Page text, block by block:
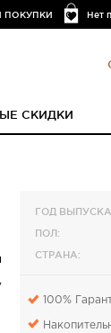
Нет
ПОКУПКИ
СКИДКИ
ГОД
ПОЛ:
СТРАНА:
100%